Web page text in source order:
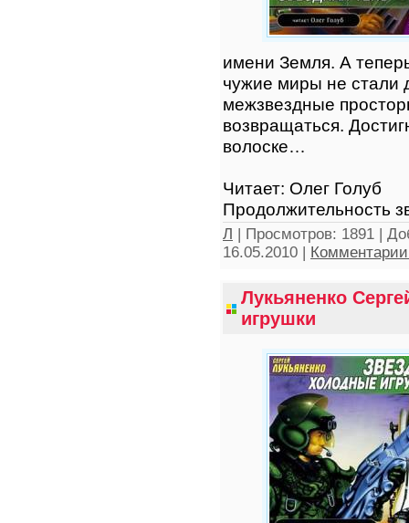
имени Земля. А
чужие миры не стали
межзвездные
возвращаться.
волоске…
Читает: Олег Голуб
Продолжительность
Л | Просмотров: 1891 |
16.05.2010 |
Лукьяненко
игрушки